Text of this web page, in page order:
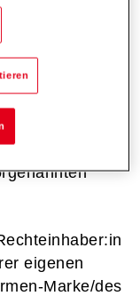
im
der
Weitergabe
des
eigenen
Marke/des